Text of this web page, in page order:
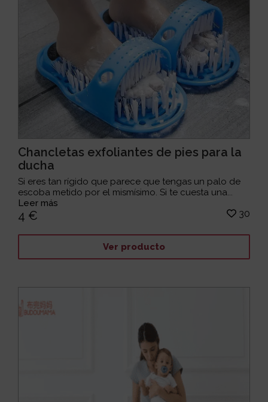
Chancletas exfoliantes de pies para la
ducha
Si eres tan rígido que parece que tengas un palo de
escoba metido por el mismísimo. Si te cuesta una...
Leer más
4 € 30
Ver producto